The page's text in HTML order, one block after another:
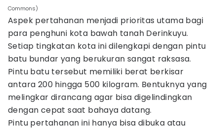
Commons)
Aspek pertahanan menjadi prioritas utama bagi
para penghuni kota bawah tanah Derinkuyu.
Setiap tingkatan kota ini dilengkapi dengan pintu
batu bundar yang berukuran sangat raksasa.
Pintu batu tersebut memiliki berat berkisar
antara 200 hingga 500 kilogram. Bentuknya yang
melingkar dirancang agar bisa digelindingkan
dengan cepat saat bahaya datang.
Pintu pertahanan ini hanya bisa dibuka atau